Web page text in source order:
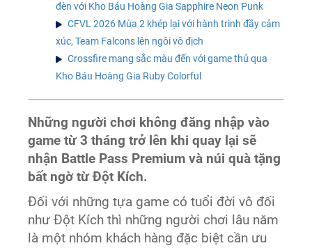
đèn với Kho Báu Hoàng Gia Sapphire Neon Punk
CFVL 2026 Mùa 2 khép lại với hành trình đầy cảm
xúc, Team Falcons lên ngôi vô địch
Crossfire mang sắc màu đến với game thủ qua
Kho Báu Hoàng Gia Ruby Colorful
Những người chơi không đăng nhập vào
game từ 3 tháng trở lên khi quay lại sẽ
nhận Battle Pass Premium và núi quà tặng
bất ngờ từ Đột Kích.
Đối với những tựa game có tuổi đời vô đối
như Đột Kích thì những người chơi lâu năm
là một nhóm khách hàng đặc biệt cần ưu